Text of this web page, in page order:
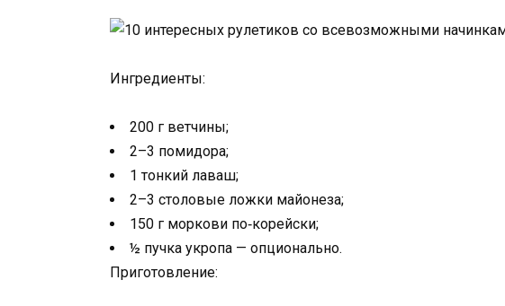
Ингредиенты:
200 г ветчины;
2–3 помидора;
1 тонкий лаваш;
2–3 столовые ложки майонеза;
150 г моркови по‑корейски;
½ пучка укропа — опционально.
Приготовление: